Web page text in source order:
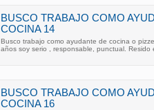
BUSCO TRABAJO COMO
COCINA 14
Busco trabajo como ayudante de cocina o
años soy serio , responsable, punctual. Resido
BUSCO TRABAJO COMO
COCINA 16